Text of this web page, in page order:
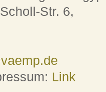
Str. 6,
Link